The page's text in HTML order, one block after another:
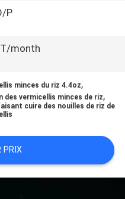
P
month
minces du riz 4.4oz,
des vermicellis minces de riz,
cuire des nouilles de riz de
PRIX